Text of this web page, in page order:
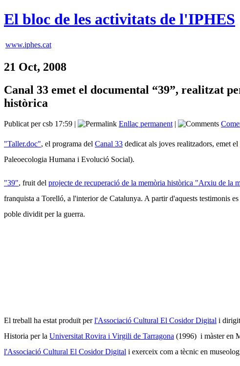
El bloc de les activitats de l'IPHES
www.iphes.cat
21 Oct, 2008
Canal 33 emet el documental “39”, realitzat
històrica
Publicat per csb 17:59 | Enllaç permanent |
"Taller.doc", el programa del Canal 33 dedicat als joves realitzadors, emet el
Paleoecologia Humana i Evolució Social).
"39", fruit del projecte de recuperació de la memòria històrica "Arxiu de la
franquista a Torelló, a l'interior de Catalunya. A partir d'aquests testimonis
poble dividit per la guerra.
El treball ha estat produït perl'Associació Cultural El Cosidor Digital i
Historia per la Universitat Rovira i Virgili de Tarragona (1996) i màster en
l'Associació Cultural El Cosidor Digital i exerceix com a tècnic en